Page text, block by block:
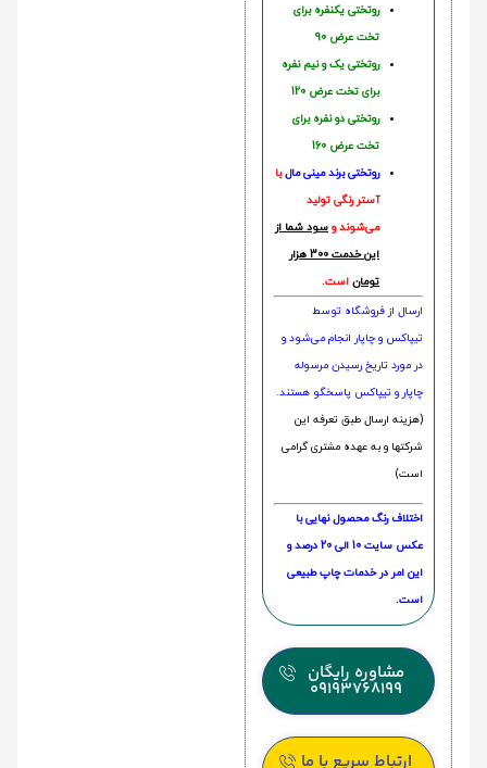
روتختی یکنفره برای
تخت عرض 90
روتختی یک و نیم نفره
برای تخت عرض 120
روتختی دو نفره برای
تخت عرض 160
روتختی‌ برند مینی مالبا
آستر رنگی تولید
می‌شوند و سود شما از
این خدمت 300 هزار
تومان است.
ارسال از فروشگاه توسط
تیپاکس و چاپار انجام می‌شود و
در مورد تاریخ رسیدن مرسوله
چاپار و تیپاکس پاسخگو هستند.
(هزینه ارسال طبق تعرفه این
شرکتها و به عهده مشتری گرامی
است)
اختلاف رنگ محصول نهایی با
عکس سایت 10 الی 20 درصد و
این امر در خدمات چاپ طبیعی
است.
مشاوره رایگان
09193768199
ارتباط سریع با ما